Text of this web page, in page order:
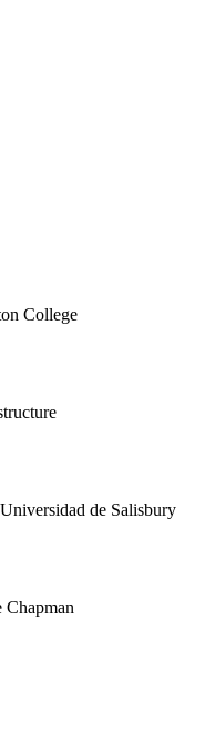
College
de Salisbury
Chapman